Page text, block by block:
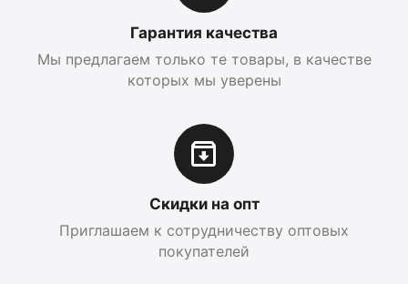
Гарантия качества
Мы предлагаем только те товары, в качестве
которых мы уверены
Скидки на опт
Приглашаем к сотрудничеству оптовых
покупателей